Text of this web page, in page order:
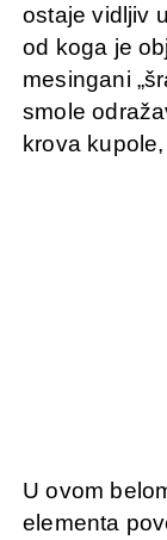
ostaje vidljiv
od koga je
mesingani
smole
krova
U ovom
elementa